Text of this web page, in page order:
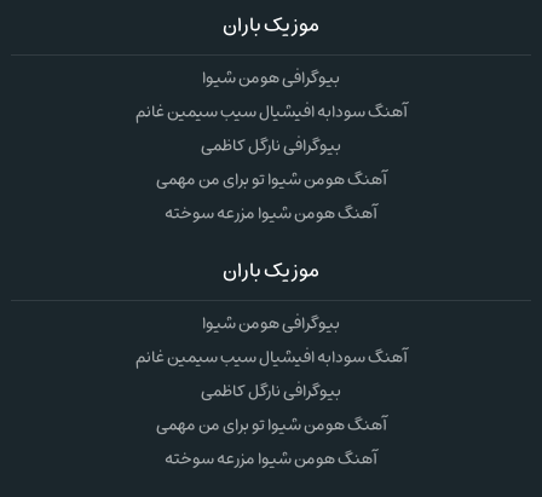
موزیک باران
بیوگرافی هومن شیوا
آهنگ سودابه افیشیال سیب سیمین غانم
بیوگرافی نارگل کاظمی
آهنگ هومن شیوا تو برای من مهمی
آهنگ هومن شیوا مزرعه سوخته
موزیک باران
بیوگرافی هومن شیوا
آهنگ سودابه افیشیال سیب سیمین غانم
بیوگرافی نارگل کاظمی
آهنگ هومن شیوا تو برای من مهمی
آهنگ هومن شیوا مزرعه سوخته